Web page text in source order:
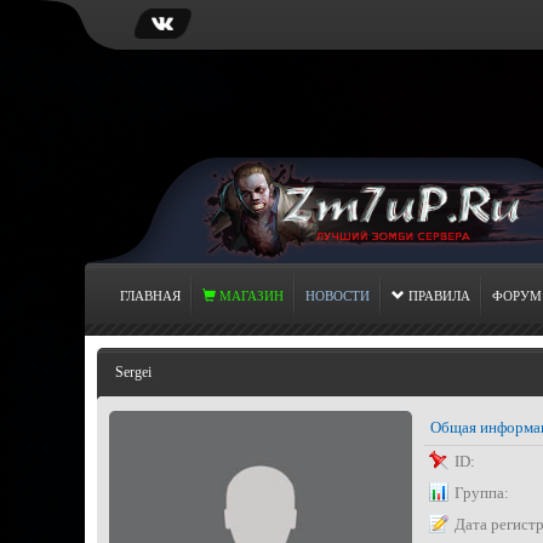
ГЛАВНАЯ МАГАЗИН НОВОСТИ ПРАВИЛА ФОРУМ
Sergei
Общая
ID:
Группа:
Дата